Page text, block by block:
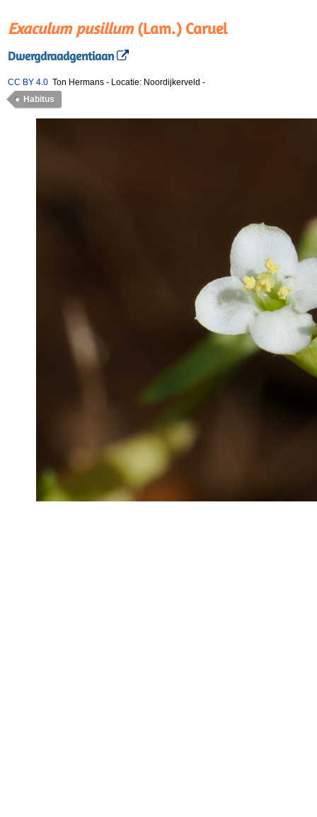
Exaculum pusillum(Lam.) Caruel
Dwergdraadgentiaan
CC BY 4.0 Ton Hermans - Locatie: Noordijkerveld -
Habitus